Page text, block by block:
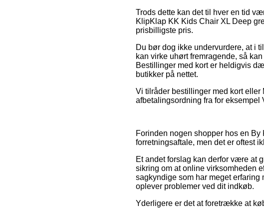
Trods dette kan det til hver en tid
KlipKlap KK Kids Chair XL Deep
prisbilligste pris.
Du bør dog ikke undervurdere, at i
kan virke uhørt fremragende, så
Bestillinger med kort er heldigvis
butikker på nettet.
Vi tilråder bestillinger med kort
afbetalingsordning fra for eksempel
Forinden nogen shopper hos en
forretningsaftale, men det er oftest
Et andet forslag kan derfor være at
sikring om at online virksomheden
sagkyndige som har meget
oplever problemer ved dit indkøb.
Yderligere er det at foretrække at